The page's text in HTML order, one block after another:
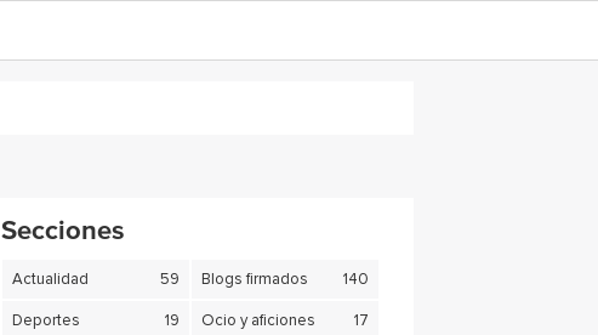
Secciones
Actualidad 59 Blogs firmados 140
Deportes 19 Ocio y aficiones 17